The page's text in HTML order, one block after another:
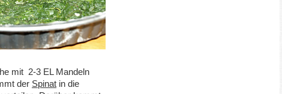
mit 2-3 EL Mandeln
der Spinat in die